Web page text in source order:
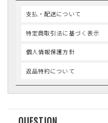
支払・配送について
特定商取引法に基づく表示
個人情報保護方針
返品特約について